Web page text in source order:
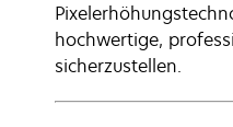
hochwertige,
sicherzustellen.